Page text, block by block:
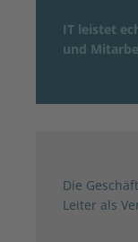
IT leistet
und
Die
Leiter als